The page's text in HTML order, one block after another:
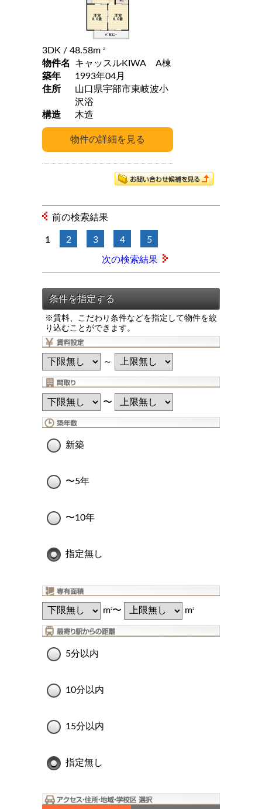
3DK / 48.58m 2
物件名
キャッスルKIWA A棟
築年
1993年04月
住所
山口県宇部市東岐波小
沢浴
構造
木造
前の検索結果
1 2 3 4 5
次の検索結果
※賃料、こだわり条件などを指定して物件を絞
り込むことができます。
～
〜
新築
〜5年
〜10年
指定無し
m2〜 m2
5分以内
10分以内
15分以内
指定無し